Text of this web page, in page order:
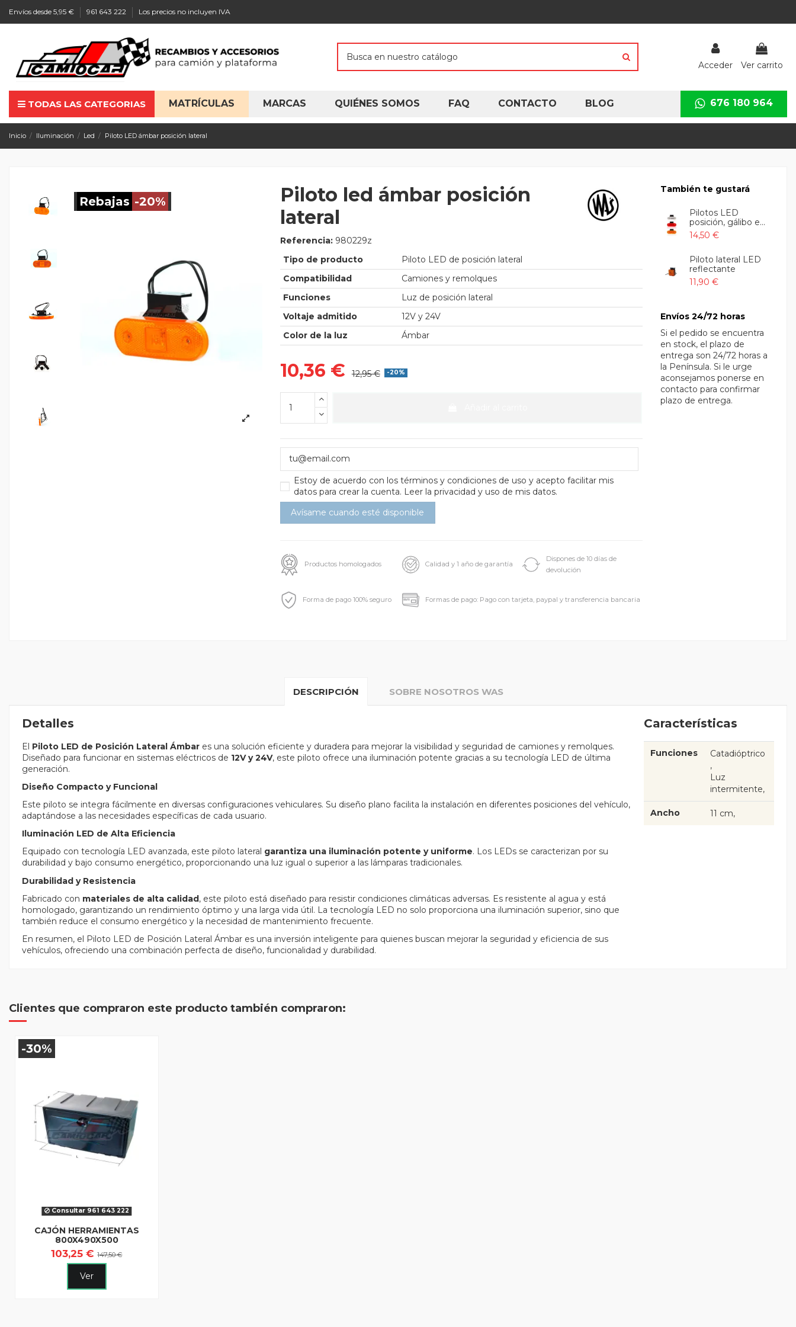
Envíos desde 5,95 € 961 643 222 Los precios no incluyen IVA
Acceder Ver carrito
TODAS LAS CATEGORIAS MATRÍCULAS MARCAS QUIÉNES SOMOS FAQ CONTACTO BLOG 676 180 964
Inicio Iluminación Led Piloto LED ámbar posición lateral
Rebajas -20%
Piloto led ámbar posición
lateral
Referencia: 980229z
Tipo de producto
Piloto LED de posición lateral
Compatibilidad
Camiones y remolques
Funciones
Luz de posición lateral
Voltaje admitido
12V y 24V
Color de la luz
Ámbar
10,36 € 12,95 € -20%
Estoy de acuerdo con los términos y condiciones de uso y acepto facilitar mis
datos para crear la cuenta. Leer la privacidad y uso de mis datos.
Productos homologados Calidad y 1 año de garantía
Dispones de 10 días de
devolución
Forma de pago 100% seguro Formas de pago: Pago con tarjeta, paypal y transferencia bancaria
También te gustará
Pilotos LED
posición, gálibo e...
14,50 €
Piloto lateral LED
reflectante
11,90 €
Envíos 24/72 horas
Si el pedido se encuentra
en stock, el plazo de
entrega son 24/72 horas a
la Península. Si le urge
aconsejamos ponerse en
contacto para confirmar
plazo de entrega.
DESCRIPCIÓN SOBRE NOSOTROS WAS
Detalles
El Piloto LED de Posición Lateral Ámbar es una solución eficiente y duradera para mejorar la visibilidad y seguridad de camiones y remolques.
Diseñado para funcionar en sistemas eléctricos de 12V y 24V, este piloto ofrece una iluminación potente gracias a su tecnología LED de última
generación.
Diseño Compacto y Funcional
Este piloto se integra fácilmente en diversas configuraciones vehiculares. Su diseño plano facilita la instalación en diferentes posiciones del vehículo,
adaptándose a las necesidades específicas de cada usuario.
Iluminación LED de Alta Eficiencia
Equipado con tecnología LED avanzada, este piloto lateral garantiza una iluminación potente y uniforme. Los LEDs se caracterizan por su
durabilidad y bajo consumo energético, proporcionando una luz igual o superior a las lámparas tradicionales.
Durabilidad y Resistencia
Fabricado con materiales de alta calidad, este piloto está diseñado para resistir condiciones climáticas adversas. Es resistente al agua y está
homologado, garantizando un rendimiento óptimo y una larga vida útil. La tecnología LED no solo proporciona una iluminación superior, sino que
también reduce el consumo energético y la necesidad de mantenimiento frecuente.
En resumen, el Piloto LED de Posición Lateral Ámbar es una inversión inteligente para quienes buscan mejorar la seguridad y eficiencia de sus
vehículos, ofreciendo una combinación perfecta de diseño, funcionalidad y durabilidad.
Características
Funciones Catadióptrico
Luz
intermitente
Ancho 11 cm
Clientes que compraron este producto también compraron:
-30%
Consultar 961 643 222
CAJÓN HERRAMIENTAS
800X490X500
103,25 €147,50 €
Ver